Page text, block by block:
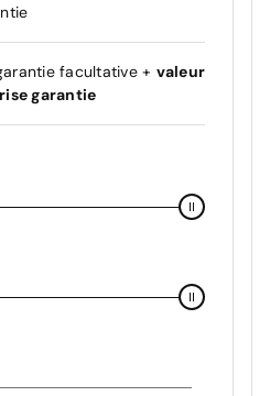
facultative + valeur
garantie